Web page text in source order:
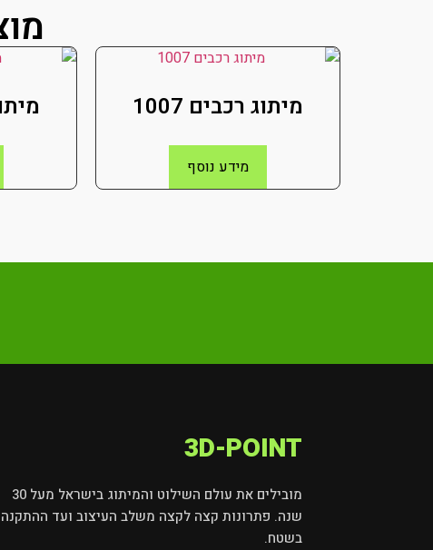
מיתוג רכבים 1007
מידע נוסף
3D-POINT
מובילים את עולם השילוט והמיתוג בישראל מעל 30
שנה. פתרונות קצה לקצה משלב העיצוב ועד ההתקנה
בשטח.